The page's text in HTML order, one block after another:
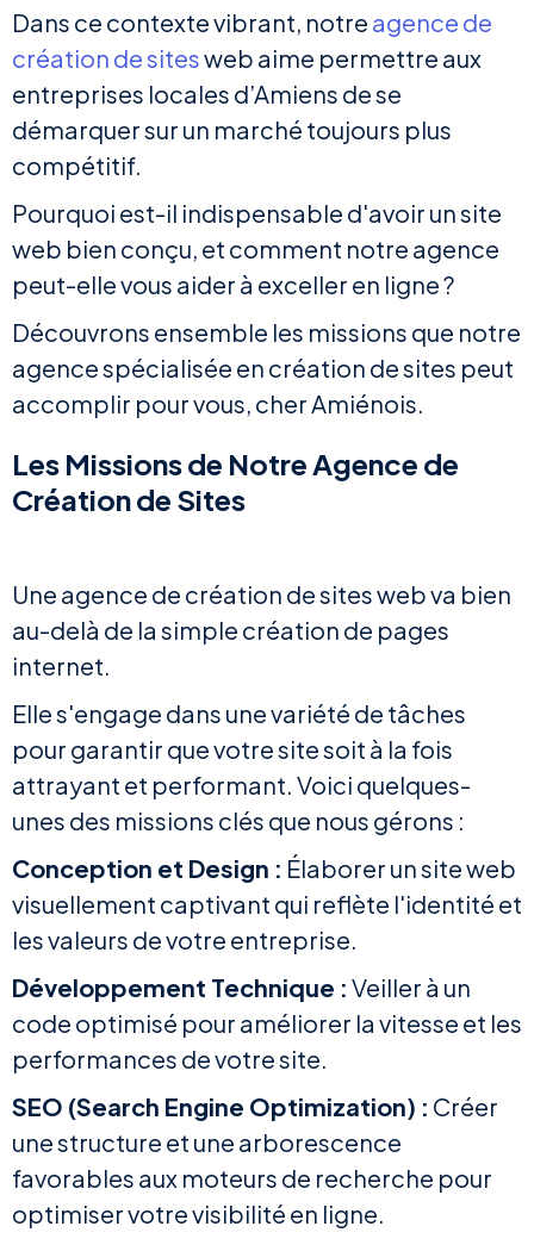
Dans ce contexte vibrant, notre agence de
création de sitesweb aime permettre aux
entreprises locales d’Amiens de se
démarquer sur un marché toujours plus
compétitif.
Pourquoi est-il indispensable d'avoir un site
web bien conçu, et comment notre agence
peut-elle vous aider à exceller en ligne ?
Découvrons ensemble les missions que notre
agence spécialisée en création de sites peut
accomplir pour vous, cher Amiénois.
Les Missions de Notre Agence de
Création de Sites
Une agence de création de sites web va bien
au-delà de la simple création de pages
internet.
Elle s'engage dans une variété de tâches
pour garantir que votre site soit à la fois
attrayant et performant. Voici quelques-
unes des missions clés que nous gérons :
Conception et Design : Élaborer un site web
visuellement captivant qui reflète l'identité et
les valeurs de votre entreprise.
Développement Technique : Veiller à un
code optimisé pour améliorer la vitesse et les
performances de votre site.
SEO (Search Engine Optimization) : Créer
une structure et une arborescence
favorables aux moteurs de recherche pour
optimiser votre visibilité en ligne.